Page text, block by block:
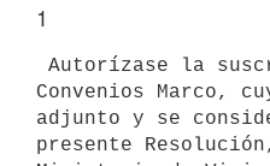
1
Convenios Marco,
adjunto y se
presente